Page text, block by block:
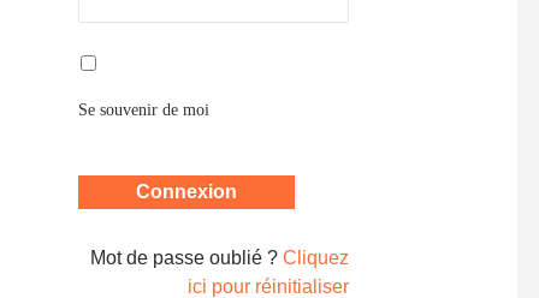
Se souvenir de moi
Mot de passe oublié ? Cliquez
ici pour réinitialiser